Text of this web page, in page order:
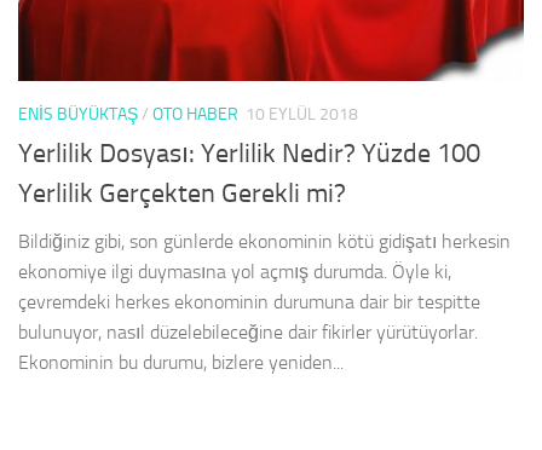
ENIS BÜYÜKTAŞ/ OTO HABER 10 EYLÜL 2018
Yerlilik Dosyası: Yerlilik Nedir? Yüzde 100
Yerlilik Gerçekten Gerekli mi?
Bildiğiniz gibi, son günlerde ekonominin kötü gidişatı herkesin
ekonomiye ilgi duymasına yol açmış durumda. Öyle ki,
çevremdeki herkes ekonominin durumuna dair bir tespitte
bulunuyor, nasıl düzelebileceğine dair fikirler yürütüyorlar.
Ekonominin bu durumu, bizlere yeniden...